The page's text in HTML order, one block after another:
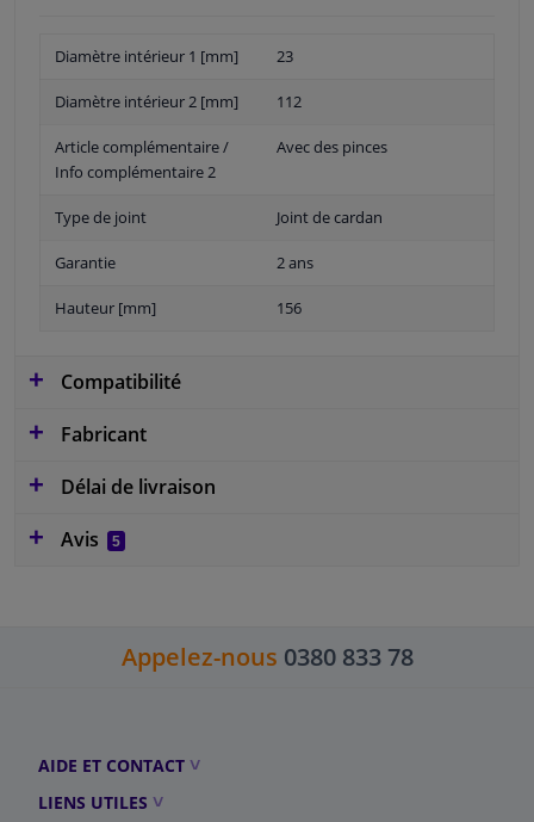
Diamètre intérieur 1 [mm] 23
Diamètre intérieur 2 [mm] 112
Article complémentaire /
Info complémentaire 2
Avec des pinces
Type de joint Joint de cardan
Garantie 2 ans
Hauteur [mm] 156
Compatibilité
Fabricant
Délai de livraison
Avis
5
Appelez-nous 0380 833 78
AIDE ET CONTACT
LIENS UTILES